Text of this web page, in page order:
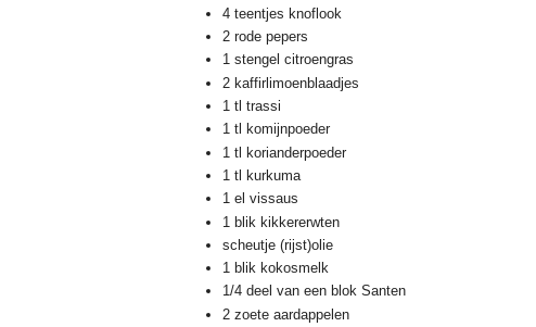
4 teentjes knoflook
2 rode pepers
1 stengel citroengras
2 kaffirlimoenblaadjes
1 tl trassi
1 tl komijnpoeder
1 tl korianderpoeder
1 tl kurkuma
1 el vissaus
1 blik kikkererwten
scheutje (rijst)olie
1 blik kokosmelk
1/4 deel van een blok Santen
2 zoete aardappelen